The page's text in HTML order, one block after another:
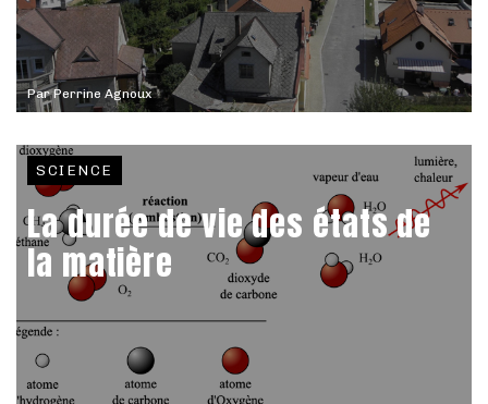
ParPerrine Agnoux
SCIENCE
La durée de vie des états de
la matière